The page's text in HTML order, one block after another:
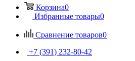
Корзина0
Избранные товары0
Сравнение товаров0
+7 (391) 232-80-42